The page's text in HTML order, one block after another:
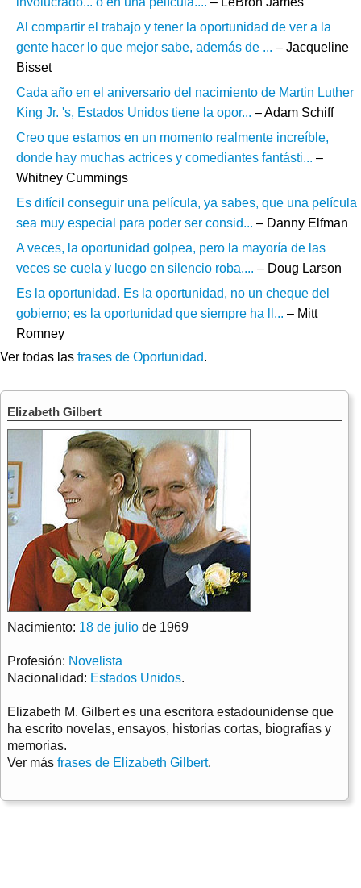
Al compartir el trabajo y tener la oportunidad de ver a la
gente hacer lo que mejor sabe, además de ... – Jacqueline
Bisset
Cada año en el aniversario del nacimiento de Martin Luther
King Jr. 's, Estados Unidos tiene la opor... – Adam Schiff
Creo que estamos en un momento realmente increíble,
donde hay muchas actrices y comediantes fantásti... –
Whitney Cummings
Es difícil conseguir una película, ya sabes, que una película
sea muy especial para poder ser consid... – Danny Elfman
A veces, la oportunidad golpea, pero la mayoría de las
veces se cuela y luego en silencio roba.... – Doug Larson
Es la oportunidad. Es la oportunidad, no un cheque del
gobierno; es la oportunidad que siempre ha ll... – Mitt
Romney
Ver todas las frases de Oportunidad.
Elizabeth Gilbert
Nacimiento: 18 de julio de 1969
Profesión: Novelista
Nacionalidad: Estados Unidos.
Elizabeth M. Gilbert es una escritora estadounidense que
ha escrito novelas, ensayos, historias cortas, biografías y
memorias.
Ver más frases de Elizabeth Gilbert.